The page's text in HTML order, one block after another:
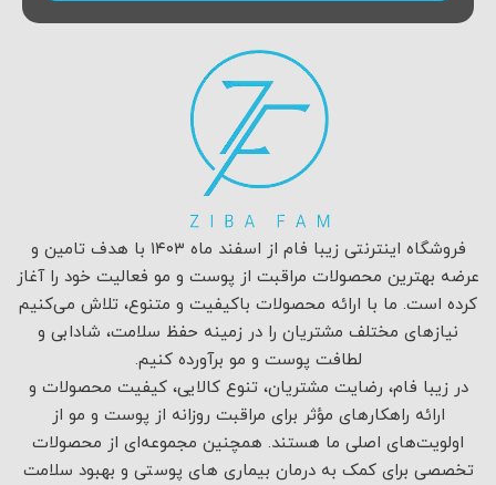
فروشگاه اینترنتی زیبا فام از اسفند ماه ۱۴۰۳ با هدف تامین و
عرضه بهترین محصولات مراقبت از پوست و مو فعالیت خود را آغاز
کرده است. ما با ارائه محصولات باکیفیت و متنوع، تلاش می‌کنیم
نیازهای مختلف مشتریان را در زمینه حفظ سلامت، شادابی و
لطافت پوست و مو برآورده کنیم.
در زیبا فام، رضایت مشتریان، تنوع کالایی، کیفیت محصولات و
ارائه راهکارهای مؤثر برای مراقبت روزانه از پوست و مو از
اولویت‌های اصلی ما هستند. همچنین مجموعه‌ای از محصولات
تخصصی برای کمک به درمان بیماری های پوستی و بهبود سلامت